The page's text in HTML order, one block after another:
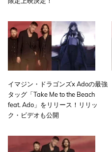
イマジン・ドラゴンズx Adoの最強
タッグ「Take Me to the Beach
feat. Ado」をリリース！リリッ
ク・ビデオも公開